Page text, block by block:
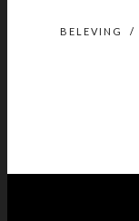
BELEVING /